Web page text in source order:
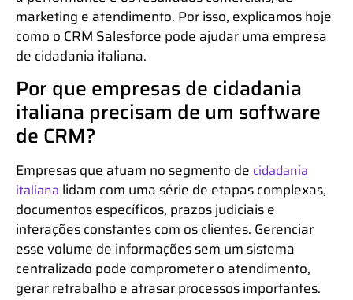
marketing e atendimento. Por isso, explicamos hoje
como o CRM Salesforce pode ajudar uma empresa
de cidadania italiana.
Por que empresas de cidadania
italiana precisam de um software
de CRM?
Empresas que atuam no segmento de cidadania
italiana lidam com uma série de etapas complexas,
documentos específicos, prazos judiciais e
interações constantes com os clientes. Gerenciar
esse volume de informações sem um sistema
centralizado pode comprometer o atendimento,
gerar retrabalho e atrasar processos importantes.